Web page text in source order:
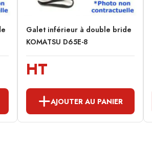
Galet inférieur à double bride
KOMATSU D65E-8
HT
AJOUTER AU PANIER